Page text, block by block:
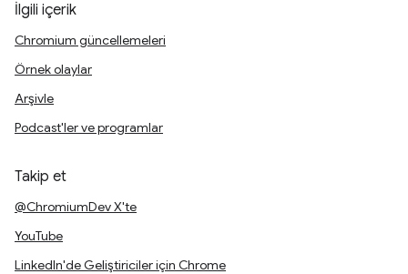
İlgili içerik
Chromium güncellemeleri
Örnek olaylar
Arşivle
Podcast'ler ve programlar
Takip et
@ChromiumDev X'te
YouTube
LinkedIn'de Geliştiriciler için Chrome